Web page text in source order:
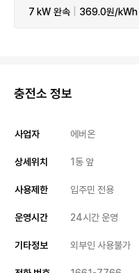
7 kW 완속 369.0원/kWh
충전소 정보
사업자 에버온
상세위치 1동 앞
사용제한 입주민 전용
운영시간 24시간 운영
기타정보 외부인 사용불가